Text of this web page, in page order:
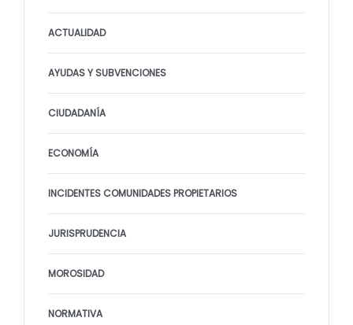
ACTUALIDAD
AYUDAS Y SUBVENCIONES
CIUDADANÍA
ECONOMÍA
INCIDENTES COMUNIDADES PROPIETARIOS
JURISPRUDENCIA
MOROSIDAD
NORMATIVA